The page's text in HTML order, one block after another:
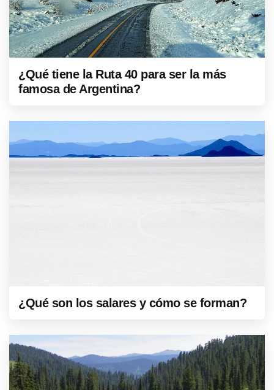
¿Qué tiene la Ruta 40 para ser la más
famosa de Argentina?
¿Qué son los salares y cómo se forman?